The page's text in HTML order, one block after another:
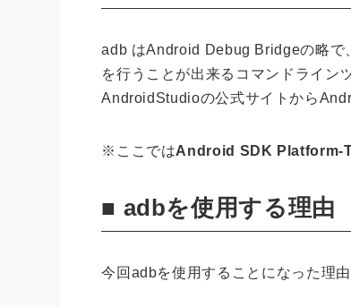
adb はAndroid Debug Bridgeの略で
を行うことが出来るコマンドライン
AndroidStudioの公式サイトから
※ここではAndroid SDK Platform-
■ adbを使用する理由
今回adbを使用することになった理由